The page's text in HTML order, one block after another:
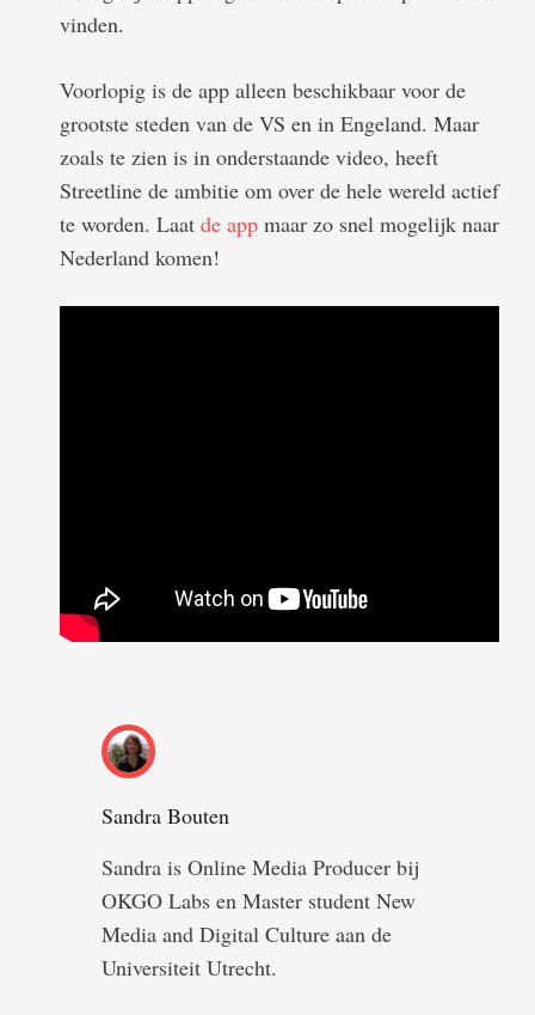
vinden.
Voorlopig is de app alleen beschikbaar voor de
grootste steden van de VS en in Engeland. Maar
zoals te zien is in onderstaande video, heeft
Streetline de ambitie om over de hele wereld actief
te worden. Laat de app maar zo snel mogelijk naar
Nederland komen!
Sandra Bouten
Sandra is Online Media Producer bij
OKGO Labs en Master student New
Media and Digital Culture aan de
Universiteit Utrecht.